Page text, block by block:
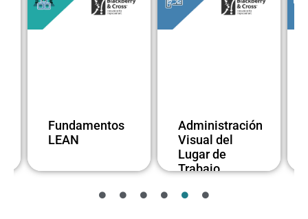
Fundamentos
LEAN
Administración
Visual del
Lugar de
Trabajo